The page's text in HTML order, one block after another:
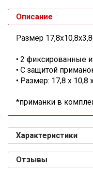
Описание
Размер
• 2 фиксированные
• С защитой
• Размер: 17,8 х 10,8
*приманки в
Характеристики
Отзывы